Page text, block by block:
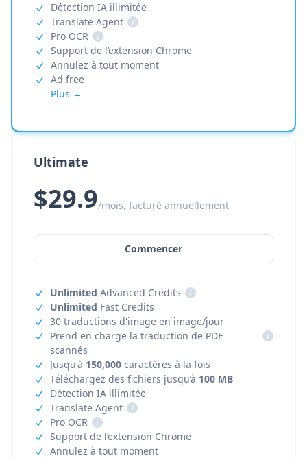
Détection IA illimitée
Translate Agent
i
Pro OCR
i
Support de l’extension Chrome
Annulez à tout moment
Ad free
Plus →
Ultimate
$29.9/mois, facturé annuellement
Commencer
Unlimited Advanced Credits
i
Unlimited Fast Credits
30 traductions d'image en image/jour
Prend en charge la traduction de PDF
scannés
i
Jusqu'à 150,000 caractères à la fois
Téléchargez des fichiers jusqu’à 100 MB
Détection IA illimitée
Translate Agent
i
Pro OCR
i
Support de l’extension Chrome
Annulez à tout moment